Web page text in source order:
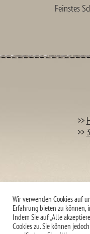
Feinstes
>>
>>
Wir verwenden Cookies auf
Erfahrung bieten zu können,
Indem Sie auf „Alle
Cookies zu. Sie können